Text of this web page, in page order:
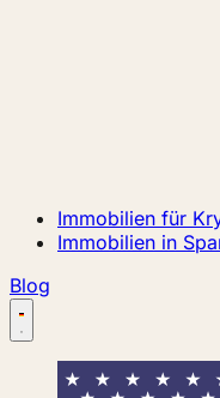
Immobilien für
Immobilien in
Blog